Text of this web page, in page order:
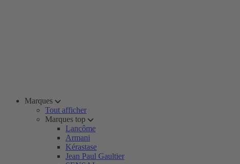
Marques
Tout afficher
Marques top
Lancôme
Armani
Kérastase
Jean Paul Gaultier